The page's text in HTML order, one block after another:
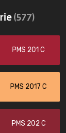
(577)
PMS 201 C
PMS 2017 C
PMS 202 C